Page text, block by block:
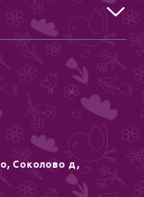
Соколово д,